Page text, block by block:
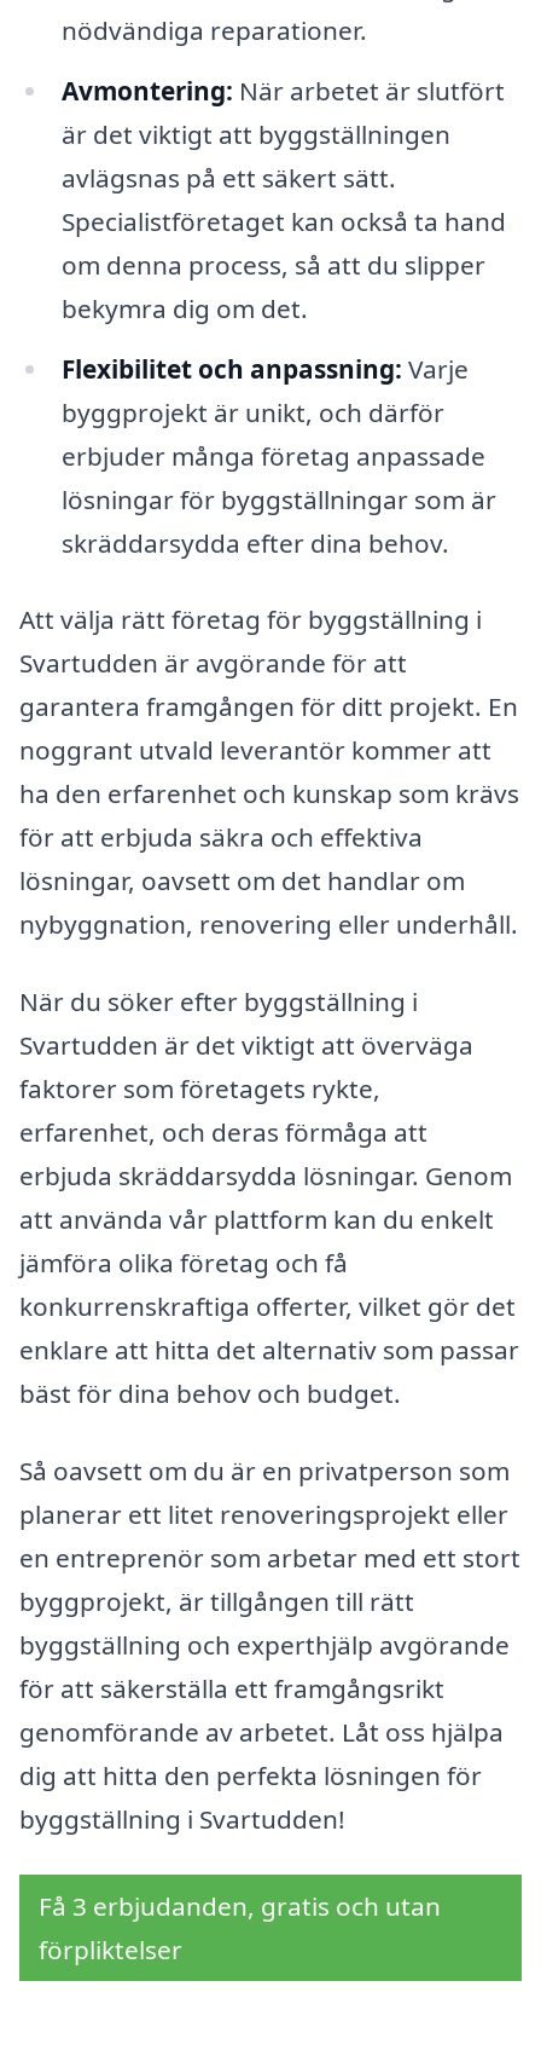
nödvändiga reparationer.
Avmontering: När arbetet är slutfört
är det viktigt att byggställningen
avlägsnas på ett säkert sätt.
Specialistföretaget kan också ta hand
om denna process, så att du slipper
bekymra dig om det.
Flexibilitet och anpassning: Varje
byggprojekt är unikt, och därför
erbjuder många företag anpassade
lösningar för byggställningar som är
skräddarsydda efter dina behov.
Att välja rätt företag för byggställning i
Svartudden är avgörande för att
garantera framgången för ditt projekt. En
noggrant utvald leverantör kommer att
ha den erfarenhet och kunskap som krävs
för att erbjuda säkra och effektiva
lösningar, oavsett om det handlar om
nybyggnation, renovering eller underhåll.
När du söker efter byggställning i
Svartudden är det viktigt att överväga
faktorer som företagets rykte,
erfarenhet, och deras förmåga att
erbjuda skräddarsydda lösningar. Genom
att använda vår plattform kan du enkelt
jämföra olika företag och få
konkurrenskraftiga offerter, vilket gör det
enklare att hitta det alternativ som passar
bäst för dina behov och budget.
Så oavsett om du är en privatperson som
planerar ett litet renoveringsprojekt eller
en entreprenör som arbetar med ett stort
byggprojekt, är tillgången till rätt
byggställning och experthjälp avgörande
för att säkerställa ett framgångsrikt
genomförande av arbetet. Låt oss hjälpa
dig att hitta den perfekta lösningen för
byggställning i Svartudden!
Få 3 erbjudanden, gratis och utan
förpliktelser